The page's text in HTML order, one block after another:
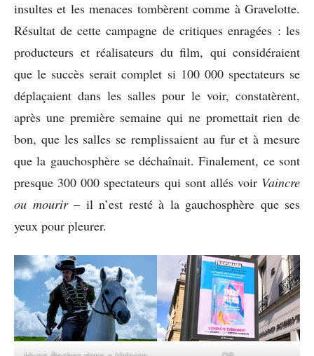
insultes et les menaces tombèrent comme à Gravelotte.
Résultat de cette campagne de critiques enragées : les
producteurs et réalisateurs du film, qui considéraient
que le succès serait complet si 100 000 spectateurs se
déplaçaient dans les salles pour le voir, constatèrent,
après une première semaine qui ne promettait rien de
bon, que les salles se remplissaient au fur et à mesure
que la gauchosphère se déchaînait. Finalement, ce sont
presque 300 000 spectateurs qui sont allés voir Vaincre
ou mourir– il n’est resté à la gauchosphère que ses
yeux pour pleurer.